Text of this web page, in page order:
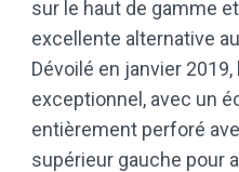
sur le haut de gamme
excellente alternative
Dévoilé en janvier
exceptionnel, avec un
entièrement perforé
supérieur gauche pour